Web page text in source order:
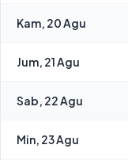
Kam, 20 Agu
Jum, 21 Agu
Sab, 22 Agu
Min, 23 Agu